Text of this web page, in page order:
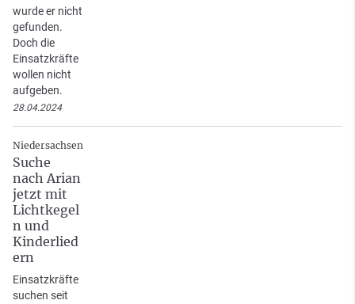
wurde er nicht
gefunden.
Doch die
Einsatzkräfte
wollen nicht
aufgeben.
28.04.2024
Niedersachsen
Suche
nach Arian
jetzt mit
Lichtkegel
n und
Kinderlied
ern
Einsatzkräfte
suchen seit